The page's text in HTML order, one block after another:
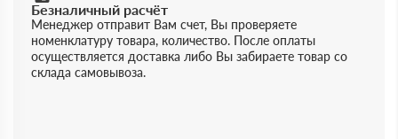
Безналичный расчёт
Менеджер отправит Вам счет, Вы проверяете
номенклатуру товара, количество. После оплаты
осуществляется доставка либо Вы забираете товар со
склада самовывоза.